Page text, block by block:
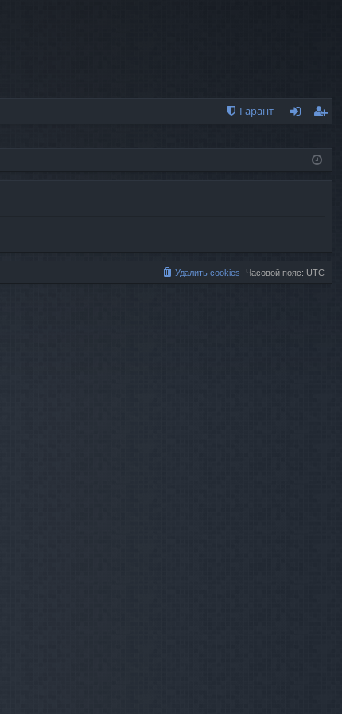
Гарант
ис
Часовой пояс: UTC
Удалить cookies